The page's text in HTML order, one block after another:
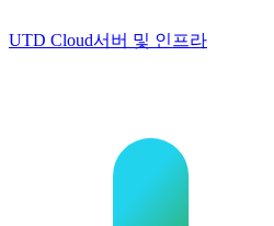
UTD Cloud서버 및 인프라